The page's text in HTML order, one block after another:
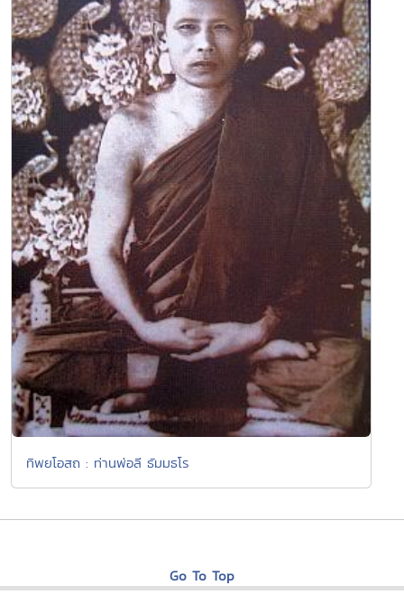
ทิพยโอสถ : ท่านพ่อลี ธัมมธโร
Go To Top